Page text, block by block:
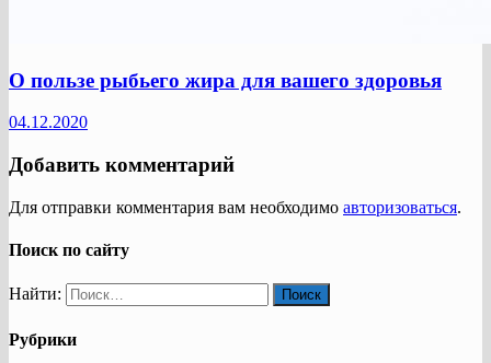
О пользе рыбьего жира для вашего здоровья
04.12.2020
Добавить комментарий
Для отправки комментария вам необходимо авторизоваться.
Поиск по сайту
Найти:
Рубрики